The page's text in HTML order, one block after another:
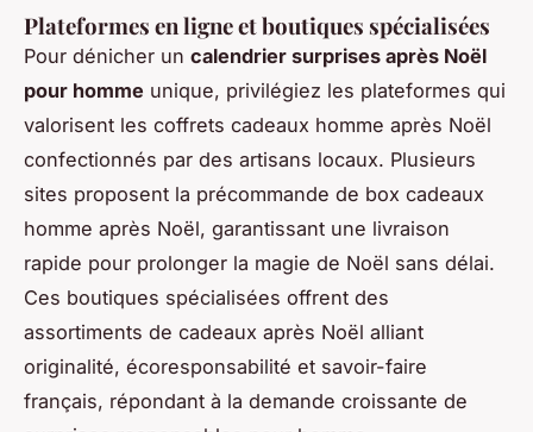
Plateformes en ligne et boutiques spécialisées
Pour dénicher un calendrier surprises après Noël
pour homme unique, privilégiez les plateformes qui
valorisent les coffrets cadeaux homme après Noël
confectionnés par des artisans locaux. Plusieurs
sites proposent la précommande de box cadeaux
homme après Noël, garantissant une livraison
rapide pour prolonger la magie de Noël sans délai.
Ces boutiques spécialisées offrent des
assortiments de cadeaux après Noël alliant
originalité, écoresponsabilité et savoir-faire
français, répondant à la demande croissante de